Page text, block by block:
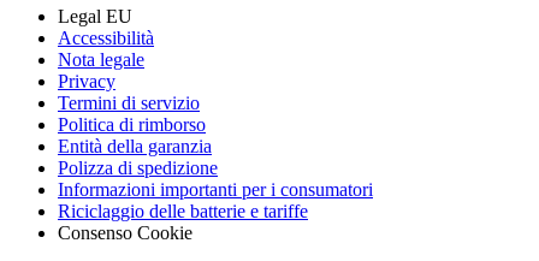
Legal EU
Accessibilità
Nota legale
Privacy
Termini di servizio
Politica di rimborso
Entità della garanzia
Polizza di spedizione
Informazioni importanti per i consumatori
Riciclaggio delle batterie e tariffe
Consenso Cookie